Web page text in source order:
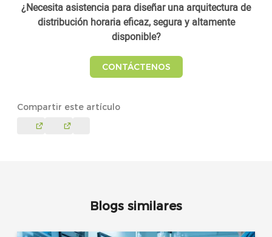
¿Necesita asistencia para diseñar una arquitectura de
distribución horaria eficaz, segura y altamente
disponible?
CONTÁCTENOS
Compartir este artículo
Blogs similares